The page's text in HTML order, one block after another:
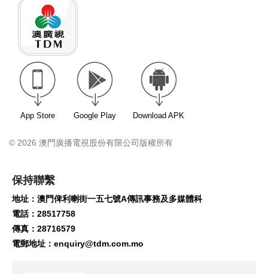
App Store Google Play Download APK
© 2026 澳門廣播電視股份有限公司版權所有
保持聯繫
地址：澳門俾利喇街一五七號A傳訊事務及多媒體科
電話：28517758
傳真：28716579
電郵地址： enquiry@tdm.com.mo